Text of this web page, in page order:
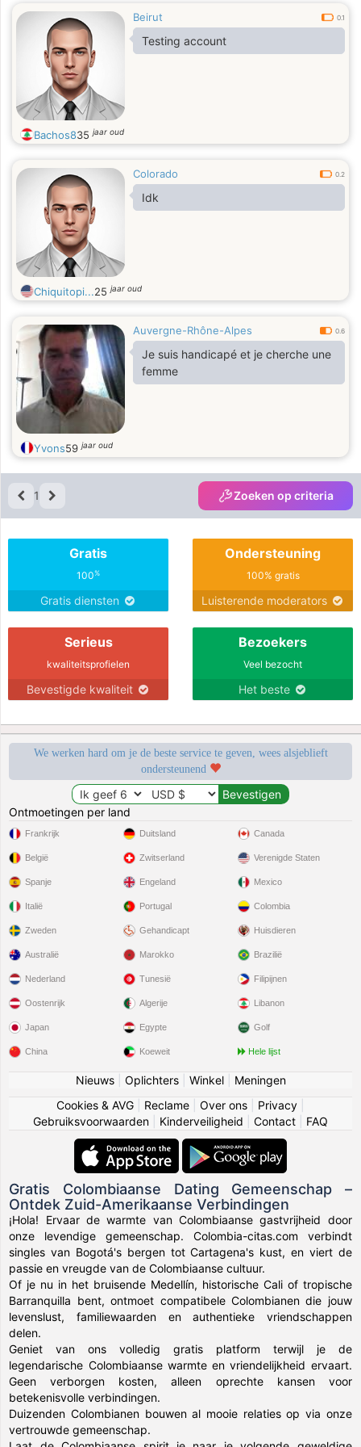
Beirut 0.1
Testing account
Bachos835jaar oud
Colorado 0.2
Idk
Chiquitopi...25jaar oud
Auvergne-Rhône-Alpes 0.6
Je suis handicapé et je cherche une
femme
Yvons59jaar oud
1 Zoeken op criteria
Gratis
100%
Gratis diensten
Ondersteuning
100% gratis
Luisterende moderators
Serieus
kwaliteitsprofielen
Bevestigde kwaliteit
Bezoekers
Veel bezocht
Het beste
We werken hard om je de beste service te geven, wees alsjeblieft
ondersteunend
Ontmoetingen per land
Frankrijk
België
Spanje
Italië
Zweden
Duitsland
Zwitserland
Engeland
Portugal
Gehandicapt
Canada
Verenigde Staten
Mexico
Colombia
Huisdieren
Australië
Nederland
Oostenrijk
Japan
China
Marokko
Tunesië
Algerije
Egypte
Koeweit
Brazilië
Filipijnen
Libanon
Golf
Hele lijst
Nieuws| Oplichters| Winkel| Meningen
Cookies & AVG
Reclame Over ons Privacy
Gebruiksvoorwaarden
Kinderveiligheid Contact FAQ
Gratis Colombiaanse Dating Gemeenschap –
Ontdek Zuid-Amerikaanse Verbindingen
¡Hola! Ervaar de warmte van Colombiaanse gastvrijheid door
onze levendige gemeenschap. Colombia-citas.com verbindt
singles van Bogotá's bergen tot Cartagena's kust, en viert de
passie en vreugde van de Colombiaanse cultuur.
Of je nu in het bruisende Medellín, historische Cali of tropische
Barranquilla bent, ontmoet compatibele Colombianen die jouw
levenslust, familiewaarden en authentieke vriendschappen
delen.
Geniet van ons volledig gratis platform terwijl je de
legendarische Colombiaanse warmte en vriendelijkheid ervaart.
Geen verborgen kosten, alleen oprechte kansen voor
betekenisvolle verbindingen.
Duizenden Colombianen bouwen al mooie relaties op via onze
vertrouwde gemeenschap.